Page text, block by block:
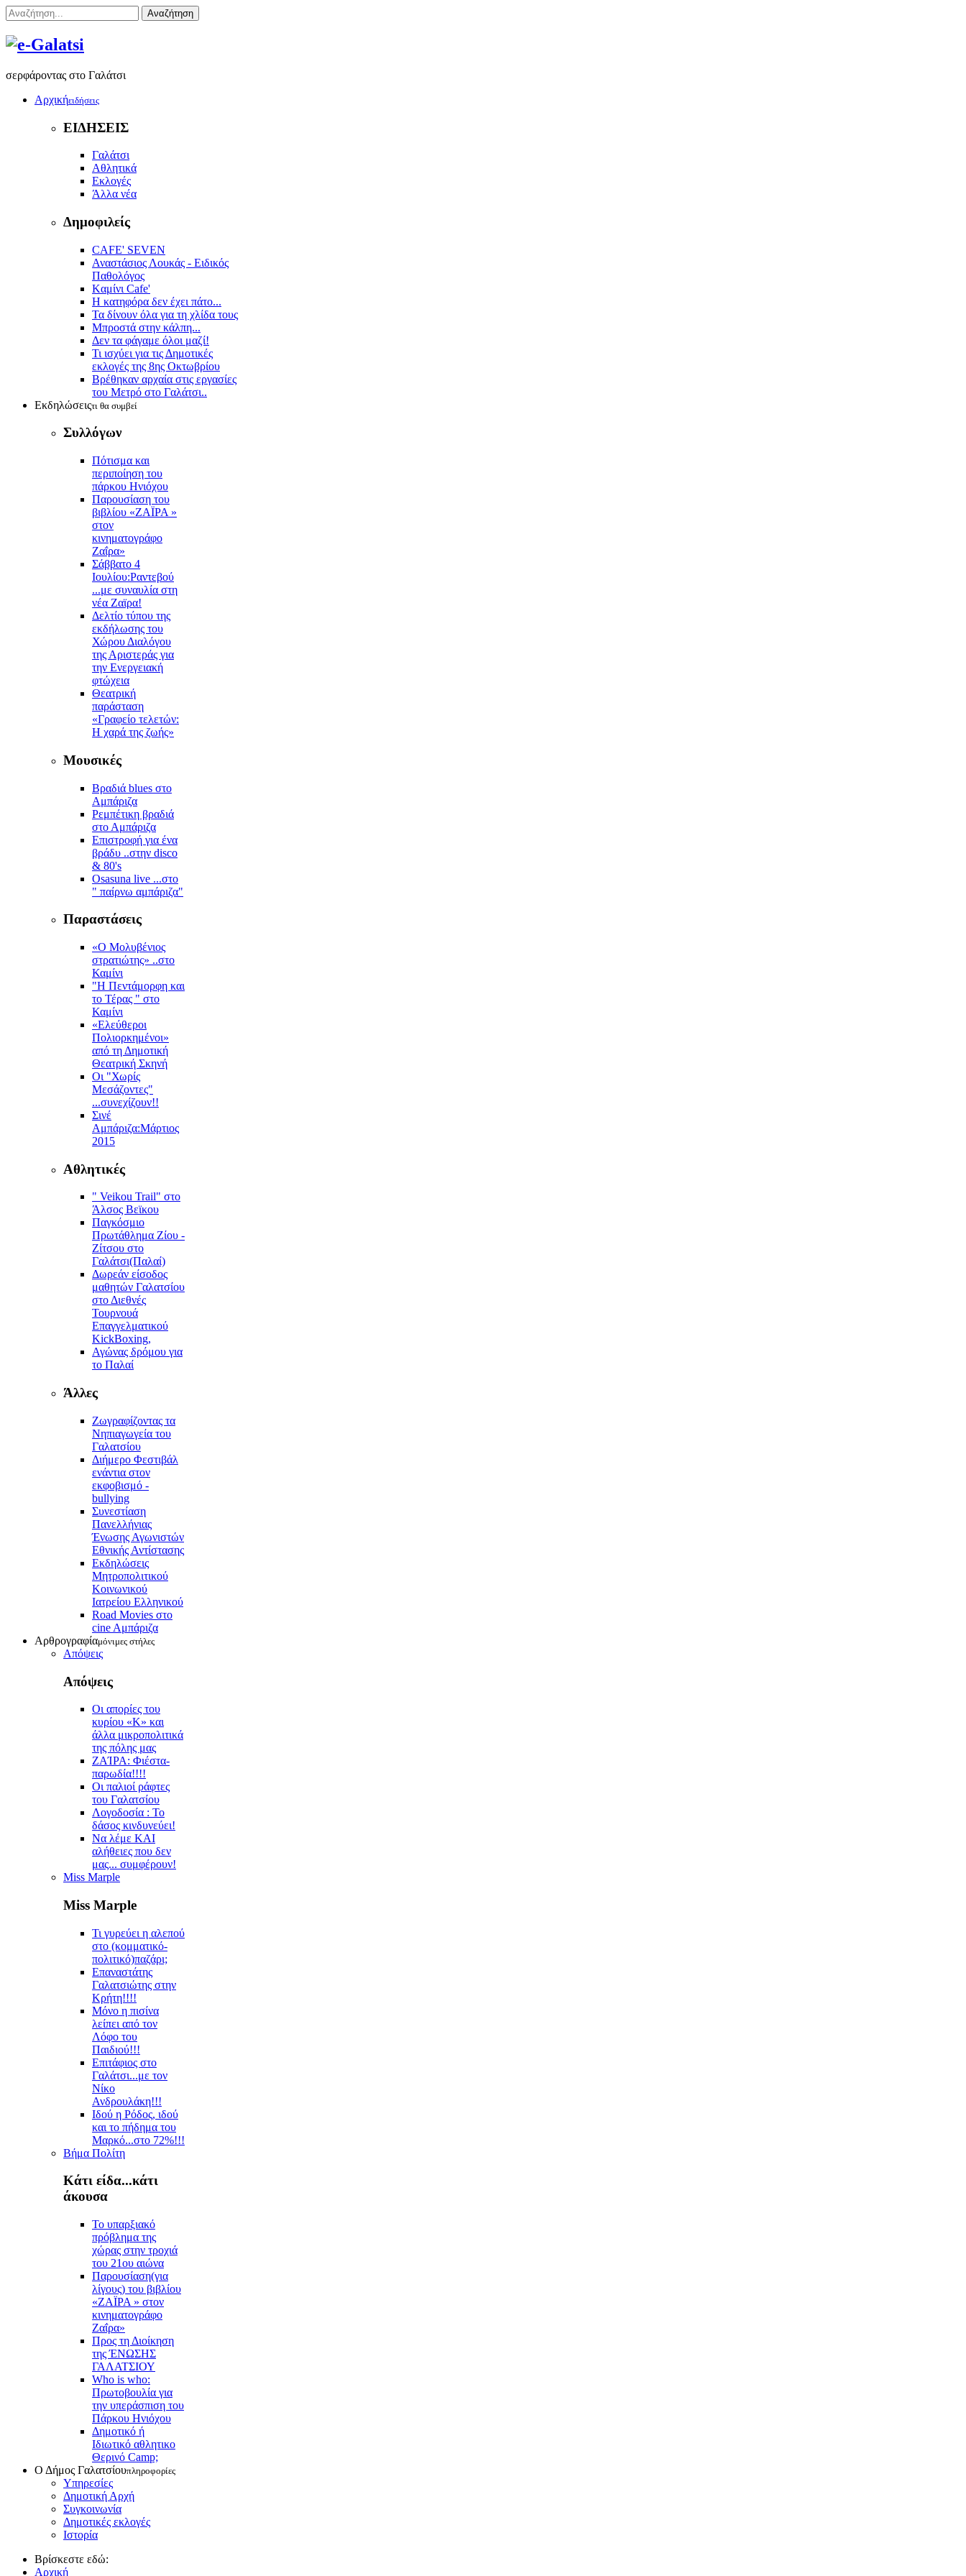
Αναζήτηση
σερφάροντας στο Γαλάτσι
Αρχικήειδήσεις
ΕΙΔΗΣΕΙΣ
Γαλάτσι
Αθλητικά
Εκλογές
Άλλα νέα
Δημοφιλείς
CAFE' SEVEN
Αναστάσιος Λουκάς - Ειδικός
Παθολόγος
Kαμίνι Cafe'
Η κατηφόρα δεν έχει πάτο...
Τα δίνουν όλα για τη χλίδα τους
Μπροστά στην κάλπη...
Δεν τα φάγαμε όλοι μαζί!
Τι ισχύει για τις Δημοτικές
εκλογές της 8ης Οκτωβρίου
Βρέθηκαν αρχαία στις εργασίες
του Μετρό στο Γαλάτσι..
Εκδηλώσειςτι θα συμβεί
Συλλόγων
Πότισμα και
περιποίηση του
πάρκου Ηνιόχου
Παρουσίαση του
βιβλίου «ΖΑΪΡΑ »
στον
κινηματογράφο
Ζαΐρα»
Σάββατο 4
Ιουλίου:Ραντεβού
...με συναυλία στη
νέα Ζαϊρα!
Δελτίο τύπου της
εκδήλωσης του
Χώρου Διαλόγου
της Αριστεράς για
την Ενεργειακή
φτώχεια
Θεατρική
παράσταση
«Γραφείο τελετών:
Η χαρά της ζωής»
Μουσικές
Βραδιά blues στο
Αμπάριζα
Ρεμπέτικη βραδιά
στο Αμπάριζα
Επιστροφή για ένα
βράδυ ..στην disco
& 80's
Osasuna live ...στο
" παίρνω αμπάριζα"
Παραστάσεις
«Ο Μολυβένιος
στρατιώτης» ..στο
Καμίνι
"Η Πεντάμορφη και
το Τέρας " στο
Καμίνι
«Ελεύθεροι
Πολιορκημένοι»
από τη Δημοτική
Θεατρική Σκηνή
Οι "Χωρίς
Μεσάζοντες"
...συνεχίζουν!!
Σινέ
Αμπάριζα:Mάρτιος
2015
Αθλητικές
" Veikou Trail" στο
Άλσος Βεϊκου
Παγκόσμιο
Πρωτάθλημα Ζίου -
Ζίτσου στο
Γαλάτσι(Παλαί)
Δωρεάν είσοδος
μαθητών Γαλατσίου
στο Διεθνές
Τουρνουά
Επαγγελματικού
KickBoxing,
Αγώνας δρόμου για
το Παλαί
Άλλες
Ζωγραφίζοντας τα
Νηπιαγωγεία του
Γαλατσίου
Διήμερο Φεστιβάλ
ενάντια στον
εκφοβισμό -
bullying
Συνεστίαση
Πανελλήνιας
Ένωσης Αγωνιστών
Εθνικής Αντίστασης
Εκδηλώσεις
Μητροπολιτικού
Κοινωνικού
Ιατρείου Ελληνικού
Road Movies στο
cine Aμπάριζα
Αρθρογραφίαμόνιμες στήλες
Απόψεις
Απόψεις
Οι απορίες του
κυρίου «Κ» και
άλλα μικροπολιτικά
της πόλης μας
ZAΊΡΑ: Φιέστα-
παρωδία!!!!
Οι παλιοί ράφτες
του Γαλατσίου
Λογοδοσία : Το
δάσος κινδυνεύει!
Να λέμε ΚΑΙ
αλήθειες που δεν
μας... συμφέρουν!
Miss Marple
Miss Marple
Τι γυρεύει η αλεπού
στο (κομματικό-
πολιτικό)παζάρι;
Επαναστάτης
Γαλατσιώτης στην
Κρήτη!!!!
Μόνο η πισίνα
λείπει από τον
Λόφο του
Παιδιού!!!
Επιτάφιος στο
Γαλάτσι...με τον
Νίκο
Ανδρουλάκη!!!
Ιδού η Ρόδος, ιδού
και το πήδημα του
Μαρκό...στο 72%!!!
Βήμα Πολίτη
Κάτι είδα...κάτι
άκουσα
Το υπαρξιακό
πρόβλημα της
χώρας στην τροχιά
του 21ου αιώνα
Παρουσίαση(για
λίγους) του βιβλίου
«ΖΑΪΡΑ » στον
κινηματογράφο
Ζαΐρα»
Προς τη Διοίκηση
της ΈΝΩΣΗΣ
ΓΑΛΑΤΣΙΟΥ
Who is who:
Πρωτοβουλία για
την υπεράσπιση του
Πάρκου Ηνιόχου
Δημοτικό ή
Ιδιωτικό αθλητικο
Θερινό Camp;
Ο Δήμος Γαλατσίουπληροφορίες
Υπηρεσίες
Δημοτική Αρχή
Συγκοινωνία
Δημοτικές εκλογές
Ιστορία
Βρίσκεστε εδώ:
Αρχική